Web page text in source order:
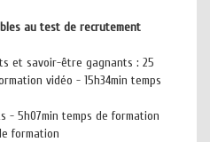
au test de recrutement
et savoir-être gagnants : 25
vidéo - 15h34min temps
- 5h07min temps de formation
formation